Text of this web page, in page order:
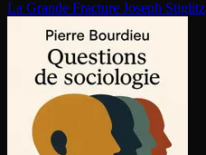
La Grande Fracture Joseph Stiglitz